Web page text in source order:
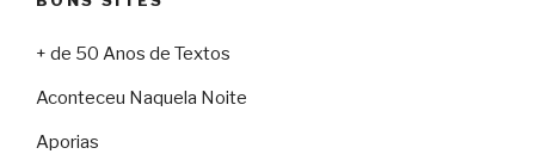
+ de 50 Anos de Textos
Aconteceu Naquela Noite
Aporias